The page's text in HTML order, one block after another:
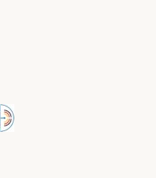
Security